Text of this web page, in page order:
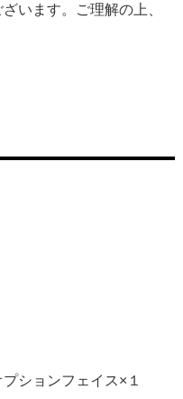
います。ご理解の上、
ションフェイス×１